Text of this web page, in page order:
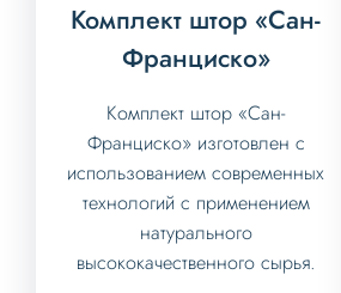
Комплект штор «Сан-
Франциско»
Комплект штор «Сан-
Франциско» изготовлен с
использованием современных
технологий с применением
натурального
высококачественного сырья.